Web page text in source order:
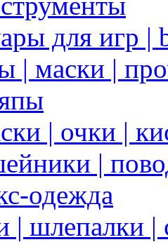
для игр |
| маски |
| очки |
|
одежда
| шлепалки |